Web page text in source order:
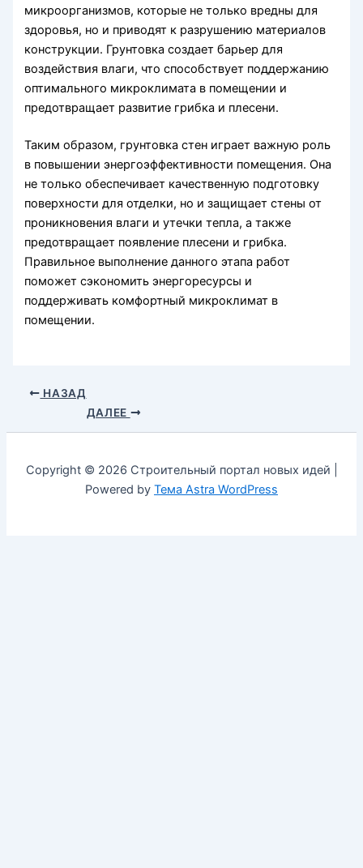
микроорганизмов, которые не только вредны для
здоровья, но и приводят к разрушению материалов
конструкции. Грунтовка создает барьер для
воздействия влаги, что способствует поддержанию
оптимального микроклимата в помещении и
предотвращает развитие грибка и плесени.
Таким образом, грунтовка стен играет важную роль
в повышении энергоэффективности помещения. Она
не только обеспечивает качественную подготовку
поверхности для отделки, но и защищает стены от
проникновения влаги и утечки тепла, а также
предотвращает появление плесени и грибка.
Правильное выполнение данного этапа работ
поможет сэкономить энергоресурсы и
поддерживать комфортный микроклимат в
помещении.
НАЗАД
ДАЛЕЕ
Copyright © 2026 Строительный портал новых идей |
Powered by Тема Astra WordPress